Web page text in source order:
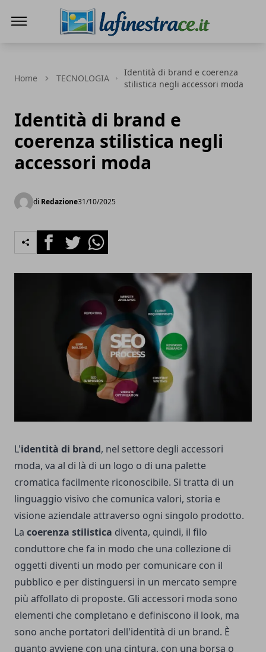
Home TECNOLOGIA
Identità di brand e coerenza
stilistica negli accessori moda
Identità di brand e
coerenza stilistica negli
accessori moda
di Redazione31/10/2025
FacebookTwitterWhatsapp
L'identità di brand, nel settore degli accessori
moda, va al di là di un logo o di una palette
cromatica facilmente riconoscibile. Si tratta di un
linguaggio visivo che comunica valori, storia e
visione aziendale attraverso ogni singolo prodotto.
La coerenza stilistica diventa, quindi, il filo
conduttore che fa in modo che una collezione di
oggetti diventi un modo per comunicare con il
pubblico e per distinguersi in un mercato sempre
più affollato di proposte. Gli accessori moda sono
elementi che completano e definiscono il look, ma
sono anche portatori dell'identità di un brand. È
quanto avviene con una cintura, con una borsa o